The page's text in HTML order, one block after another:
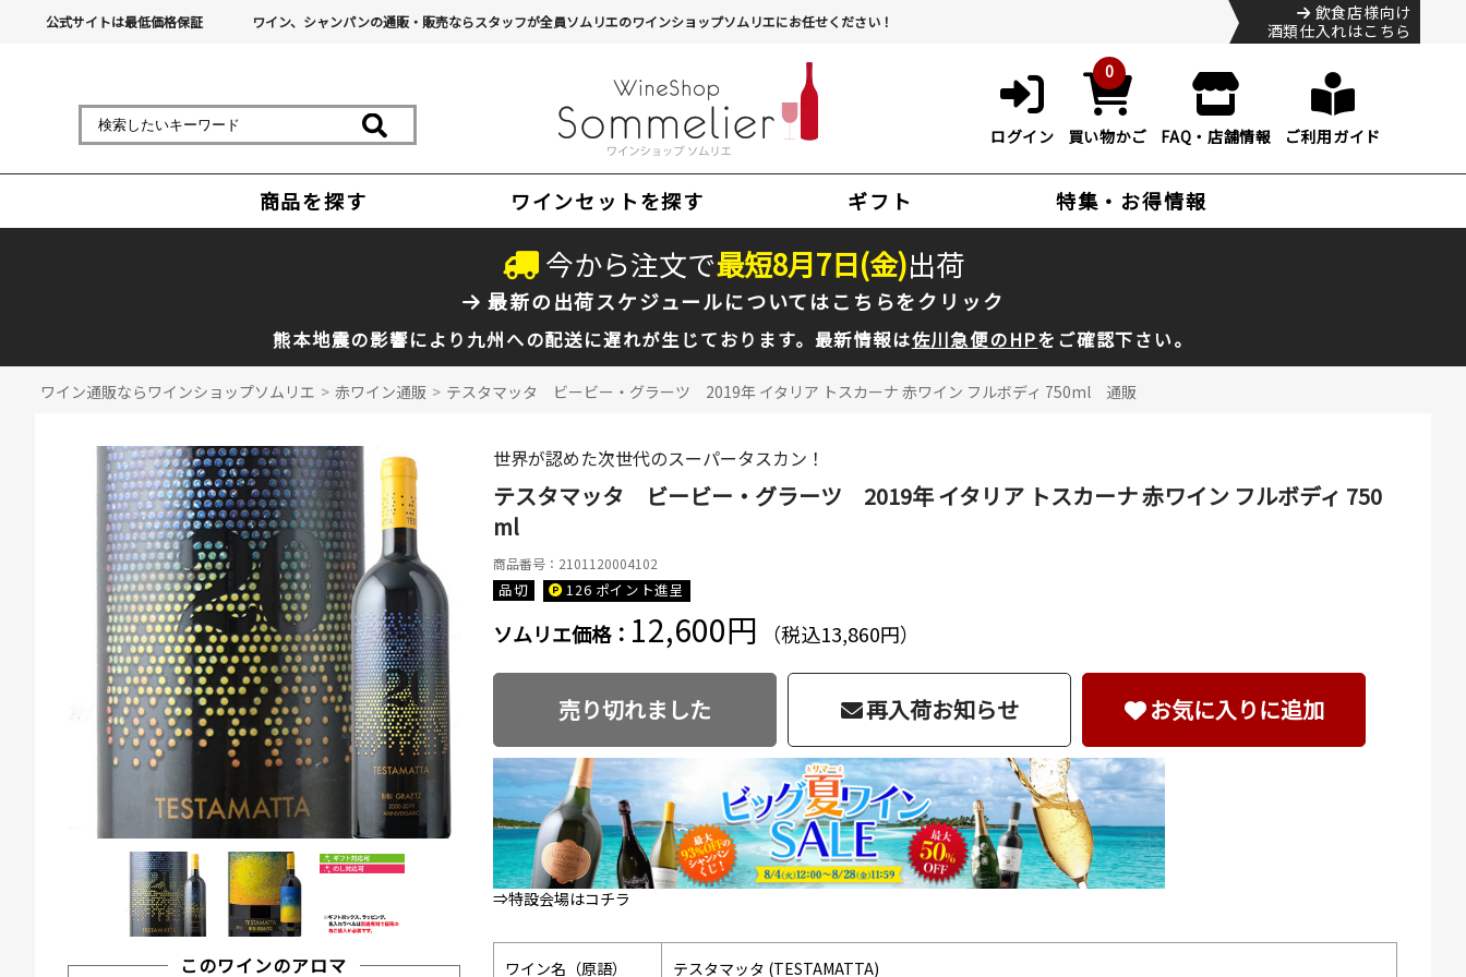
公式サイトは最低価格保証 ワイン、シャンパンの通販・販売ならスタッフが全員ソムリエのワインショップソムリエにお任せください！
飲食店様向け
酒類仕入れはこちら
ログイン
0
買い物かご FAQ・店舗情報 ご利用ガイド
商品を探す ワインセットを探す ギフト 特集・お得情報
今から注文で最短8月7日(金)出荷
最新の出荷スケジュールについてはこちらをクリック
熊本地震の影響により九州への配送に遅れが生じております。最新情報は佐川急便のHPをご確認下さい。
ワイン通販ならワインショップソムリエ > 赤ワイン通販 > テスタマッタ ビービー・グラーツ 2019年 イタリア トスカーナ 赤ワイン フルボディ 750ml 通販
このワインのアロマ
世界が認めた次世代のスーパータスカン！
テスタマッタ ビービー・グラーツ 2019年 イタリア トスカーナ 赤ワイン フルボディ 750
ml
商品番号：2101120004102
品切 126 ポイント進呈
ソムリエ価格： 12,600円 （税込13,860円）
売り切れました 再入荷お知らせ お気に入りに追加
⇒特設会場はコチラ
ワイン名（原語） テスタマッタ (TESTAMATTA)